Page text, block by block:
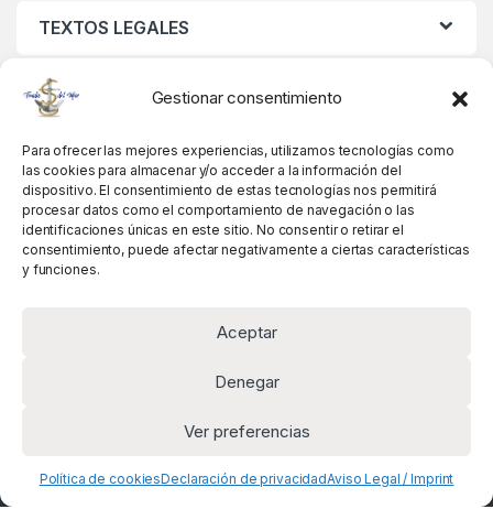
Gestionar consentimiento
Para ofrecer las mejores experiencias, utilizamos tecnologías como
las cookies para almacenar y/o acceder a la información del
dispositivo. El consentimiento de estas tecnologías nos permitirá
procesar datos como el comportamiento de navegación o las
identificaciones únicas en este sitio. No consentir o retirar el
consentimiento, puede afectar negativamente a ciertas características
y funciones.
Aceptar
Denegar
Ver preferencias
Política de cookiesDeclaración de privacidadAviso Legal / Imprint
TEXTOS LEGALES
MIS DATOS
Alguna pregunta? Llámanos!
+34 981 845 358